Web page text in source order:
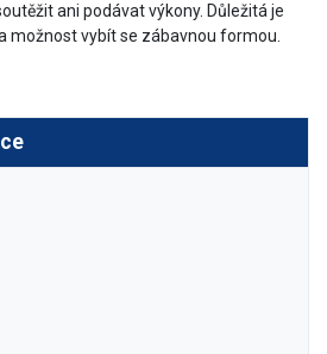
ani podávat výkony. Důležitá je
možnost vybít se zábavnou formou.